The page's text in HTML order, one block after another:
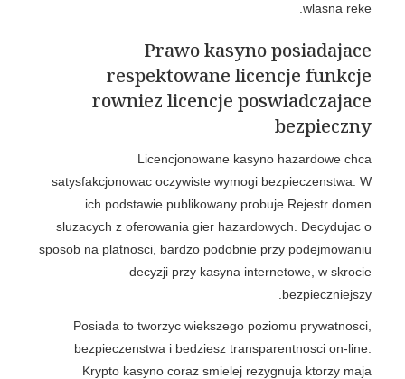
wlasna reke.
Prawo kasyno posiadajace
respektowane licencje funkcje
rowniez licencje poswiadczajace
bezpieczny
Licencjonowane kasyno hazardowe chca
satysfakcjonowac oczywiste wymogi bezpieczenstwa. W
ich podstawie publikowany probuje Rejestr domen
sluzacych z oferowania gier hazardowych. Decydujac o
sposob na platnosci, bardzo podobnie przy podejmowaniu
decyzji przy kasyna internetowe, w skrocie
bezpieczniejszy.
Posiada to tworzyc wiekszego poziomu prywatnosci,
bezpieczenstwa i bedziesz transparentnosci on-line.
Krypto kasyno coraz smielej rezygnuja ktorzy maja